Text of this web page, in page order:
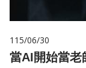
115/06/30
當AI開始當老